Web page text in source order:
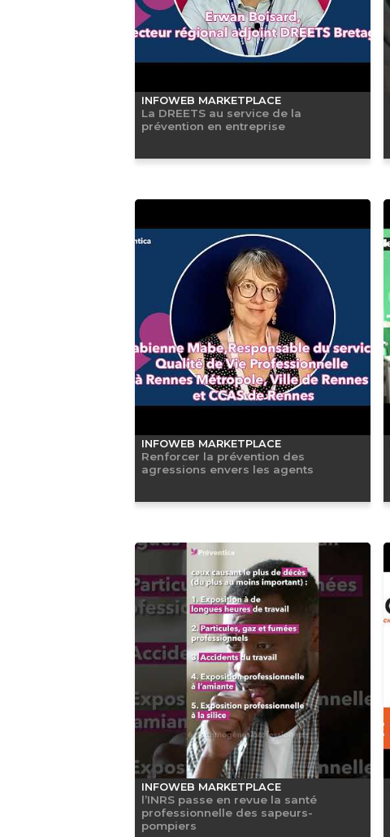
INFOWEB MARKETPLACE
La DREETS au service de la
prévention en entreprise
INFOWEB MARKETPLACE
Renforcer la prévention des
agressions envers les agents
INFOWEB MARKETPLACE
l’INRS passe en revue la santé
professionnelle des sapeurs-
pompiers